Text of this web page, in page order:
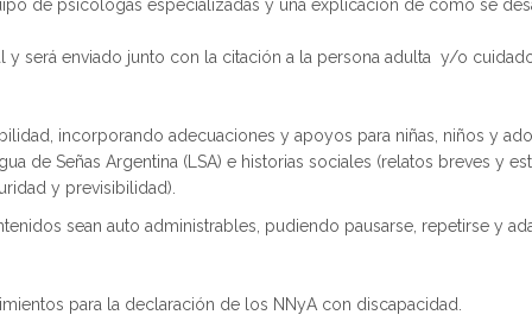
de psicólogas especializadas y una explicación de cómo se
y será enviado junto con la citación a la persona adulta y/o
incorporando adecuaciones y apoyos para niñas, niños y
de Señas Argentina (LSA) e historias sociales (relatos breves y
y previsibilidad).
sean auto administrables, pudiendo pausarse, repetirse y
para la declaración de los NNyA con discapacidad.